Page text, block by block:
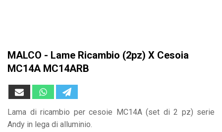
MALCO - Lame Ricambio (2pz) X Cesoia
MC14A MC14ARB
Lama di ricambio per cesoie MC14A (set di 2 pz) serie
Andy in lega di alluminio.